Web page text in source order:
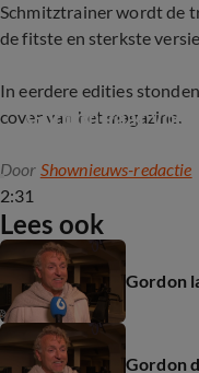
Schmitztrainer wordt de
de fitste en sterkste
In eerdere edities
cover van het magazine.
2:31
Gordon gaat
Door Shownieuws-redactie
Lees ook
Gordon
Gordon